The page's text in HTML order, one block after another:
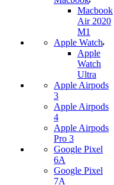
Macbook
Air 2020
M1
Apple Watch
Apple
Watch
Ultra
Apple Airpods
3
Apple Airpods
4
Apple Airpods
Pro 3
Google Pixel
6A
Google Pixel
7А